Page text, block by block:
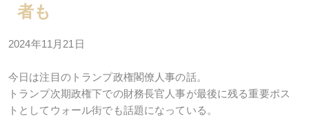
者も
2024年11 月 21 日
今日は注目のトランプ政権閣僚人事の話。
トランプ次期政権下での財務長官人事が最後に残る重要ポス
トとしてウォール街でも話題になっている。